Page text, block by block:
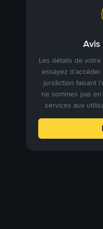
Avis
Les détails de
essayez
juridiction faisant
ne sommes pas
services aux